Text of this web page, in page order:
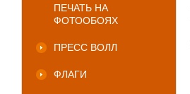
ПЕЧАТЬ НА
ФОТООБОЯХ
ПРЕСС ВОЛЛ
ФЛАГИ